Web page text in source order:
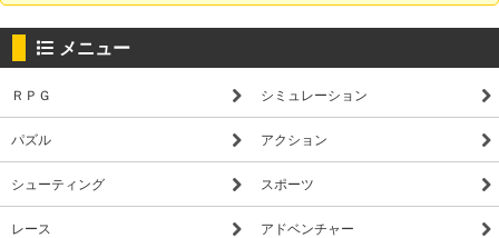
メニュー
ＲＰＧ シミュレーション
パズル アクション
シューティング スポーツ
レース アドベンチャー